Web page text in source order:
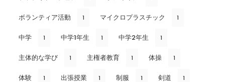
ボランティア活動 1 マイクロプラスチック 1
中学 1 中学1年生 1 中学2年生 1
主体的な学び 1 主権者教育 1 体操 1
体験 1 出張授業 1 制服 1 剣道 1